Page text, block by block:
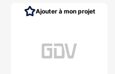
Ajouter à mon projet